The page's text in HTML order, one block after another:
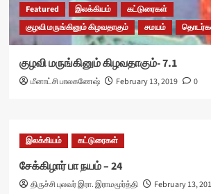
Featured இலக்கியம்
கட்டுரைகள்
குழவி மருங்கினும் கிழவதாகும்
சமயம்
குழவி மருங்கினும் கிழவதாகும்- 7.1
மீனாட்சி பாலகணேஷ் February 13, 2019 0
இலக்கியம் கட்டுரைகள்
சேக்கிழார் பா நயம் – 24
திருச்சி புலவர் இரா. இராமமூர்த்தி February 13,